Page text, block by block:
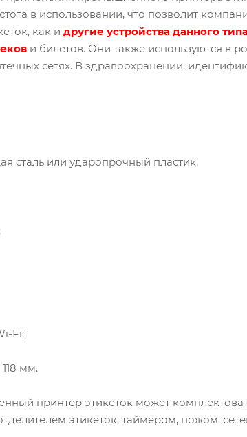
в использовании, что позволит
как и другие устройства данного
и билетов. Они также используются в
сетях. В здравоохранении:
сталь или ударопрочный пластик;
Fi;
мм.
принтер этикеток может
этикеток, таймером, ножом,